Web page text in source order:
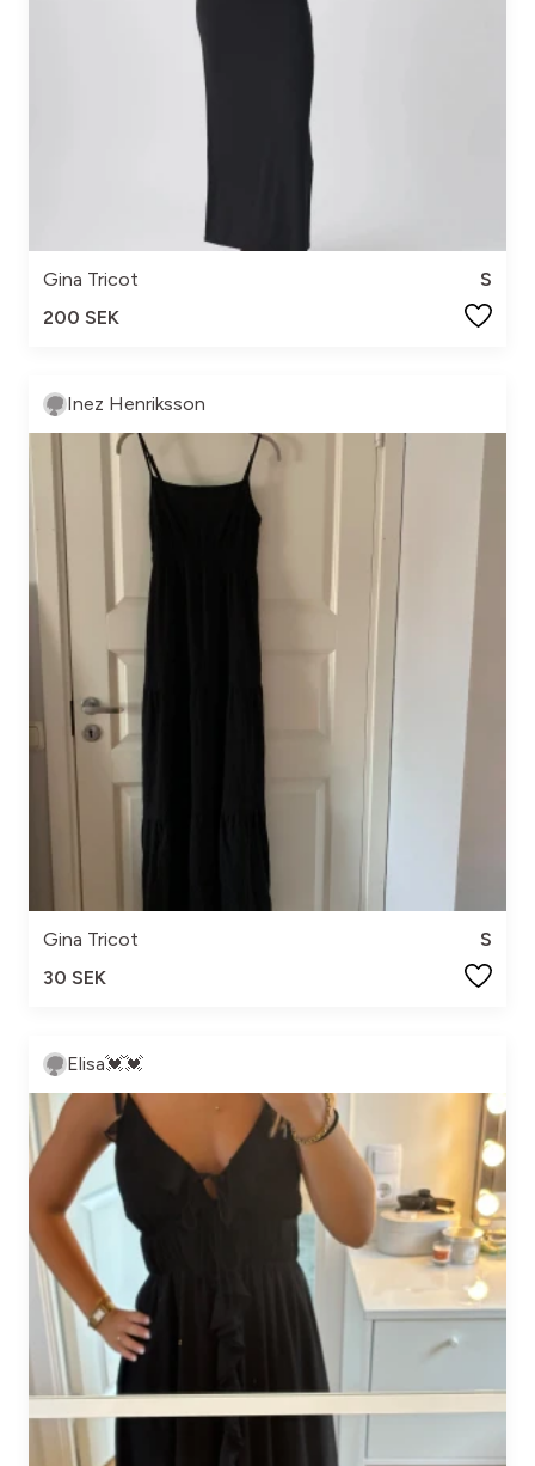
Gina Tricot
S
200 SEK
Inez Henriksson
Gina Tricot
S
30 SEK
Elisa💓💓